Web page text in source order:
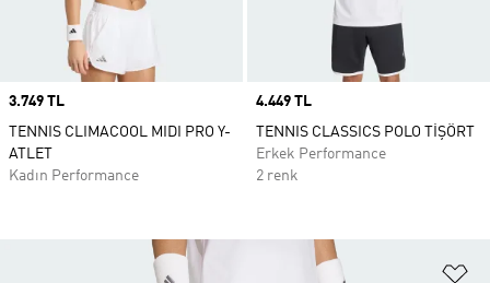
Price
3.749 TL
TENNIS CLIMACOOL MIDI PRO Y-
ATLET
Kadın Performance
Price
4.449 TL
TENNIS CLASSICS POLO TİŞÖRT
Erkek Performance
2 renk